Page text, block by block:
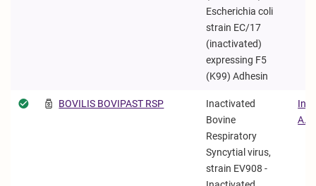
Escherichia coli
strain EC/17
(inactivated)
expressing F5
(K99) Adhesin
BOVILIS BOVIPAST RSP
Inactivated
Bovine
Respiratory
Syncytial virus,
strain EV908 -
Α.Ε.